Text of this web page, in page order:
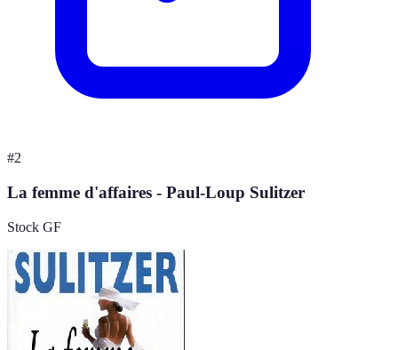
#2
La femme d'affaires - Paul-Loup Sulitzer
Stock GF